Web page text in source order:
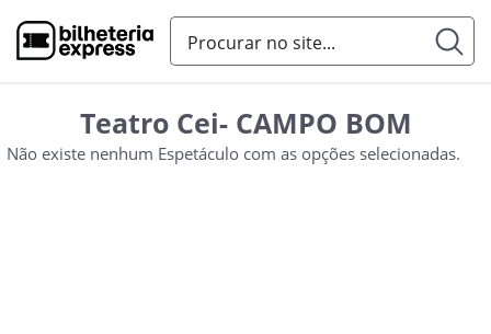
Teatro Cei- CAMPO BOM
Não existe nenhum Espetáculo com as opções selecionadas.